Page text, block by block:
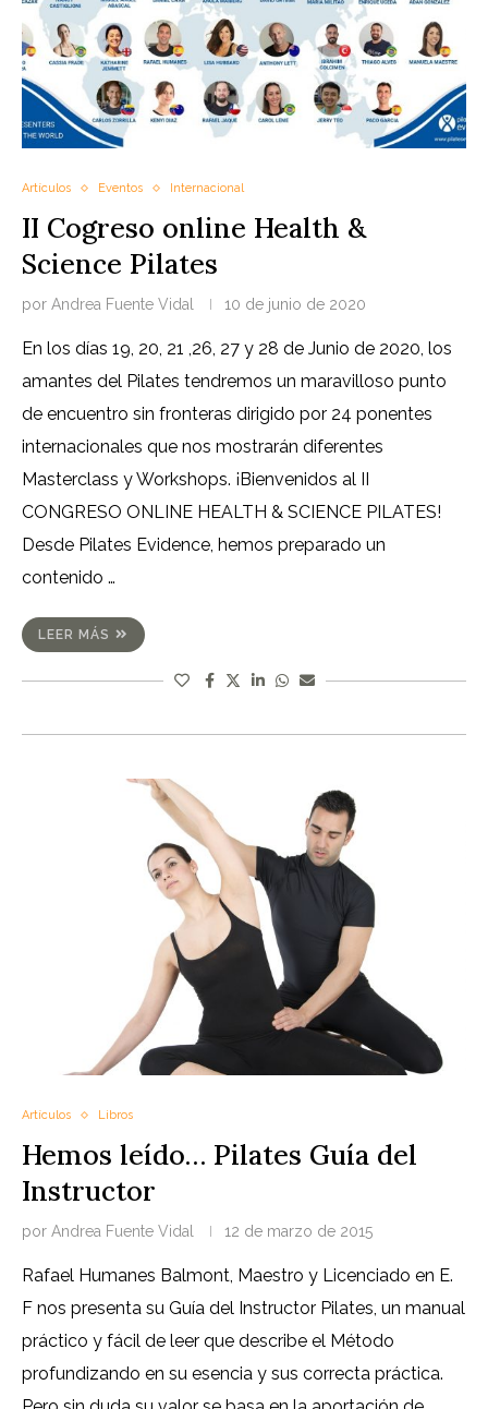
Artículos Eventos Internacional
II Cogreso online Health &
Science Pilates
por Andrea Fuente Vidal 10 de junio de 2020
En los días 19, 20, 21 ,26, 27 y 28 de Junio de 2020, los
amantes del Pilates tendremos un maravilloso punto
de encuentro sin fronteras dirigido por 24 ponentes
internacionales que nos mostrarán diferentes
Masterclass y Workshops. ¡Bienvenidos al II
CONGRESO ONLINE HEALTH & SCIENCE PILATES!
Desde Pilates Evidence, hemos preparado un
contenido …
LEER MÁS
Artículos Libros
Hemos leído… Pilates Guía del
Instructor
por Andrea Fuente Vidal 12 de marzo de 2015
Rafael Humanes Balmont, Maestro y Licenciado en E.
F nos presenta su Guía del Instructor Pilates, un manual
práctico y fácil de leer que describe el Método
profundizando en su esencia y sus correcta práctica.